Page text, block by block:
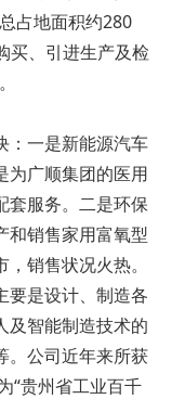
占地面积约280
买、引进生产及检
：一是新能源汽车
为广顺集团的医用
套服务。二是环保
和销售家用富氧型
销售状况火热。
要是设计、制造各
及智能制造技术的
。公司近年来所获
“贵州省工业百千